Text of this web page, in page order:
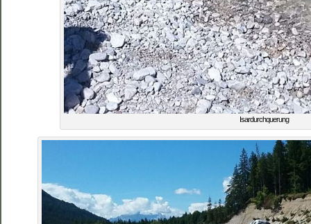
Isardurchquerung